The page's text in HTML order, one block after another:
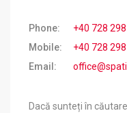
Phone:
+40 728
Mobile:
+40 728
Email:
Dacă sunteți în